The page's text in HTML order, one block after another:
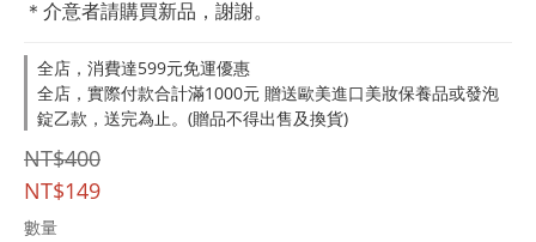
＊介意者請購買新品，謝謝。
全店，消費達599元免運優惠
全店，實際付款合計滿1000元 贈送歐美進口美妝保養品或發泡
錠乙款，送完為止。(贈品不得出售及換貨)
NT$400
NT$149
數量